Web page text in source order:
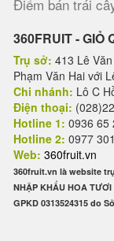
Điểm bán trái
360FRUIT - GIỎ
Trụ sở: 413 Lê
Phạm Văn Hai với
Chi nhánh: Lô C
Điện thoại:
Hotline 1: 0936 65
Hotline 2: 0977
Web: 360fruit.vn
360fruit.vn là website
NHẬP KHẨU HOA TƯƠI
GPKD 0313524315 do